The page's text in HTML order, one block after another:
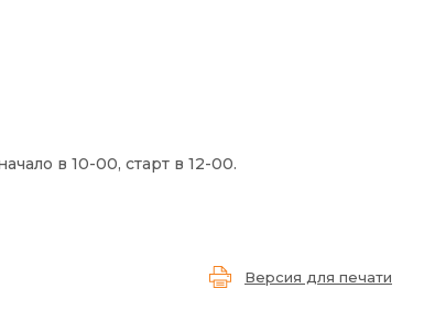
в 10-00, старт в 12-00.
Версия для печати